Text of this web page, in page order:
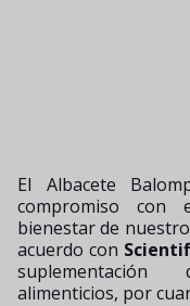
El Albacete
compromiso con
bienestar de
acuerdo con
alimenticios, por